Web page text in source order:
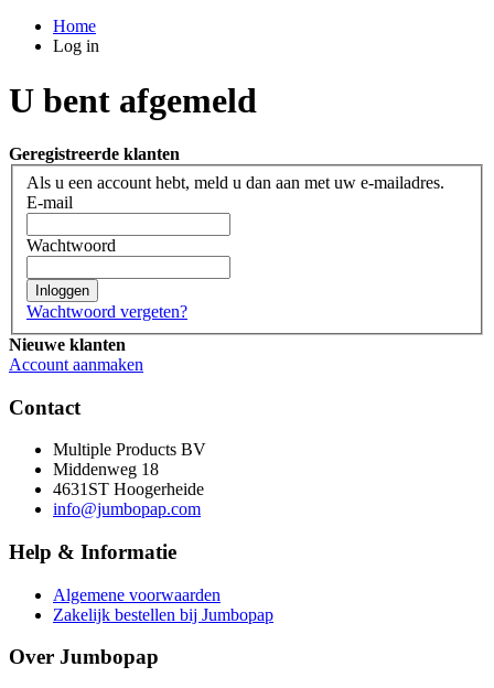
Home
Log in
U bent afgemeld
Geregistreerde klanten
Als u een account hebt, meld u dan aan met uw e-mailadres.
E-mail
Wachtwoord
Inloggen
Wachtwoord vergeten?
Nieuwe klanten
Account aanmaken
Contact
Multiple Products BV
Middenweg 18
4631ST Hoogerheide
info@jumbopap.com
Help & Informatie
Algemene voorwaarden
Zakelijk bestellen bij Jumbopap
Over Jumbopap